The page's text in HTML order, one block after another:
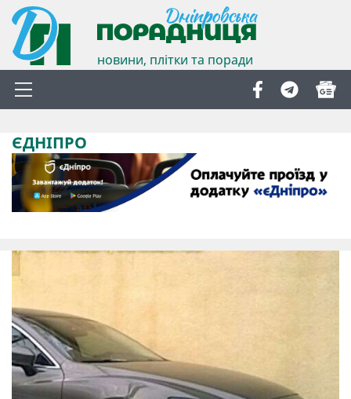
новини, плітки та поради
ЄДНІПРО